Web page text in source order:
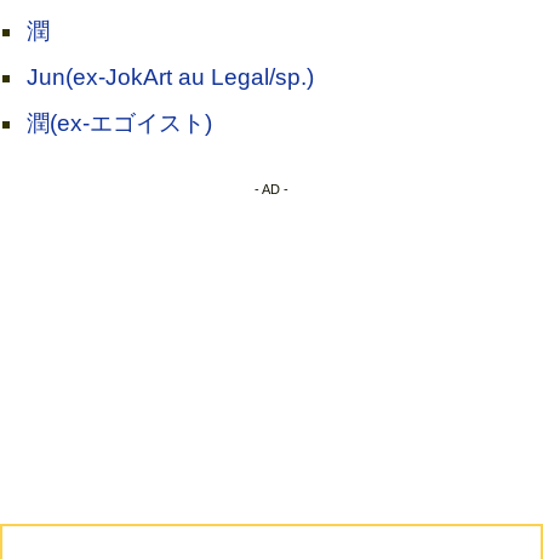
潤
Jun(ex-JokArt au Legal/sp.)
潤(ex-エゴイスト)
- AD -